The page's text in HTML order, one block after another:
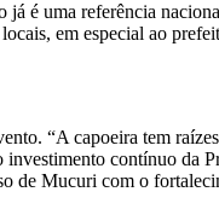
é uma referência
em especial ao
“A capoeira tem
contínuo da
de Mucuri com o